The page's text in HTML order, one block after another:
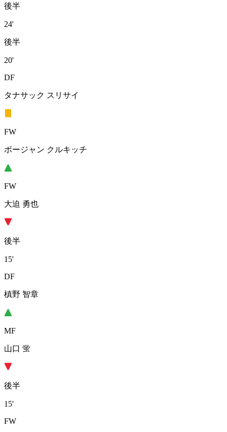
後半
24'
後半
20'
DF
タナサック スリサイ
FW
ボージャン クルキッチ
FW
大迫 勇也
後半
15'
DF
槙野 智章
MF
山口 蛍
後半
15'
FW